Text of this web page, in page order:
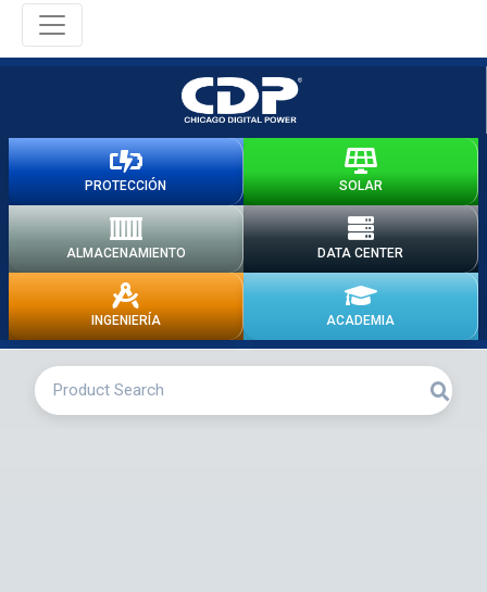
PROTECCIÓN SOLAR
ALMACENAMIENTO DATA CENTER
INGENIERÍA ACADEMIA